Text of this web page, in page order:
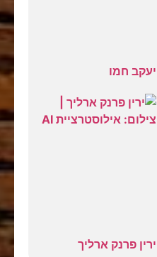
יעקב חמו
ירין פרנק ארליך